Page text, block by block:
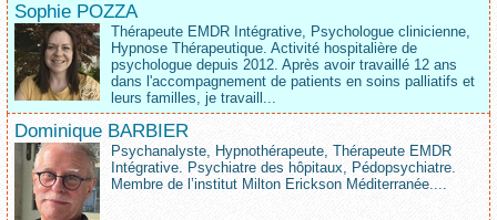
Sophie POZZA
Thérapeute EMDR Intégrative, Psychologue clinicienne,
Hypnose Thérapeutique. Activité hospitalière de
psychologue depuis 2012. Après avoir travaillé 12 ans
dans l'accompagnement de patients en soins palliatifs et
leurs familles, je travaill...
Dominique BARBIER
Psychanalyste, Hypnothérapeute, Thérapeute EMDR
Intégrative. Psychiatre des hôpitaux, Pédopsychiatre.
Membre de l’institut Milton Erickson Méditerranée....